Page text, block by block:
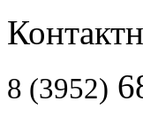
8 (3952)